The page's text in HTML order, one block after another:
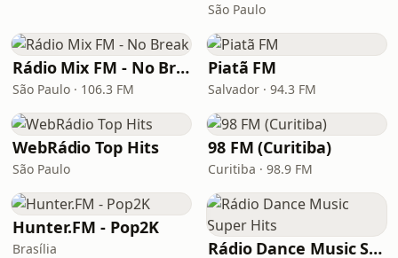
São Paulo
Rádio Mix FM - No Break
São Paulo · 106.3 FM
Piatã FM
Salvador · 94.3 FM
WebRádio Top Hits
São Paulo
98 FM (Curitiba)
Curitiba · 98.9 FM
Hunter.FM - Pop2K
Brasília Rádio Dance Music Super Hits